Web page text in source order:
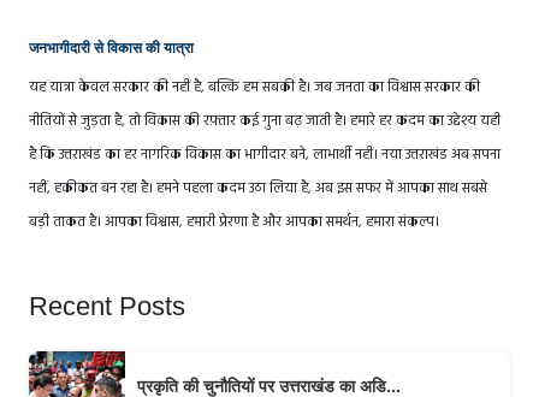
जनभागीदारी से विकास की यात्रा
यह यात्रा केवल सरकार की नहीं है, बल्कि हम सबकी है। जब जनता का विश्वास सरकार की
नीतियों से जुड़ता है, तो विकास की रफ़्तार कई गुना बढ़ जाती है। हमारे हर कदम का उद्देश्य यही
है कि उत्तराखंड का हर नागरिक विकास का भागीदार बने, लाभार्थी नहीं। नया उत्तराखंड अब सपना
नहीं, हकीकत बन रहा है। हमने पहला कदम उठा लिया है, अब इस सफर में आपका साथ सबसे
बड़ी ताकत है। आपका विश्वास, हमारी प्रेरणा है और आपका समर्थन, हमारा संकल्प।
Recent Posts
प्रकृति की चुनौतियों पर उत्तराखंड का अडि...